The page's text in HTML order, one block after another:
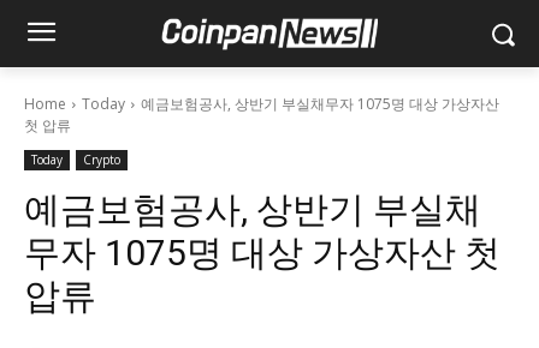
Home Today
예금보험공사, 상반기 부실채무자 1075명 대상 가상자산
첫 압류
Today Crypto
예금보험공사, 상반기 부실채
무자 1075명 대상 가상자산 첫
압류